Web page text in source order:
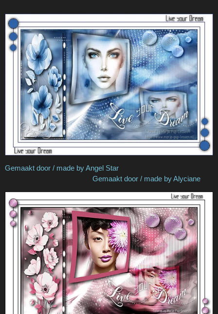
Gemaakt door / made by Angel Star
Gemaakt door / made by Alyciane